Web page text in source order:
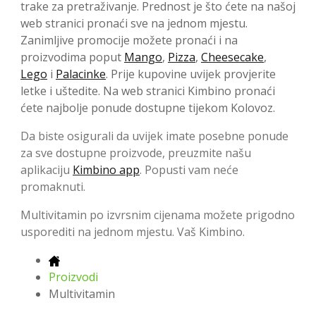
trake za pretraživanje. Prednost je što ćete na našoj
web stranici pronaći sve na jednom mjestu.
Zanimljive promocije možete pronaći i na
proizvodima poput Mango, Pizza, Cheesecake,
Lego i Palacinke. Prije kupovine uvijek provjerite
letke i uštedite. Na web stranici Kimbino pronaći
ćete najbolje ponude dostupne tijekom Kolovoz.
Da biste osigurali da uvijek imate posebne ponude
za sve dostupne proizvode, preuzmite našu
aplikaciju Kimbino app. Popusti vam neće
promaknuti.
Multivitamin po izvrsnim cijenama možete prigodno
usporediti na jednom mjestu. Vaš Kimbino.
Proizvodi
Multivitamin